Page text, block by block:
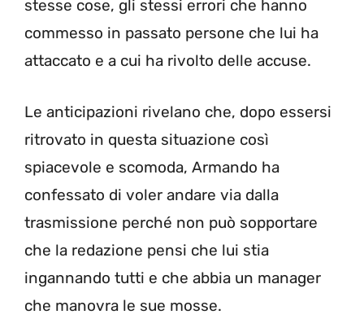
stesse cose, gli stessi errori che hanno
commesso in passato persone che lui ha
attaccato e a cui ha rivolto delle accuse.
Le anticipazioni rivelano che, dopo essersi
ritrovato in questa situazione così
spiacevole e scomoda, Armando ha
confessato di voler andare via dalla
trasmissione perché non può sopportare
che la redazione pensi che lui stia
ingannando tutti e che abbia un manager
che manovra le sue mosse.